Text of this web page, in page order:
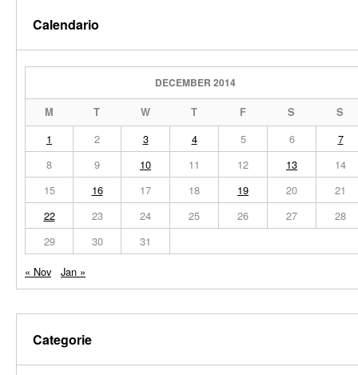
Calendario
DECEMBER 2014
M T W T F S S
1 2 3 4 5 6
7
8
9 10 11 12 13
14
15
16 17 18 19 20
21
22
23 24 25 26 27
28
29
30
31
« Nov
Jan »
Categorie